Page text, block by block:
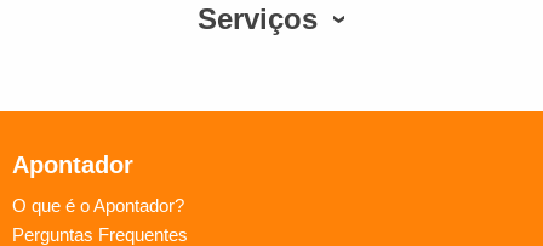
Serviços
Apontador
O que é o Apontador?
Perguntas Frequentes